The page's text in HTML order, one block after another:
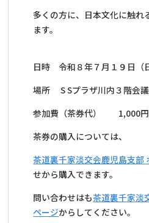
多くの方に、日本文化に触れ
ます。
日時 令和８年７月１９日
場所 S Sプラザ川内３階会
参加費（茶券代） 1,000円
茶券の購入については、
茶道裏千家淡交会鹿児島支部
せから購入できます。
問い合わせはも茶道裏千家淡
ページからしてください。